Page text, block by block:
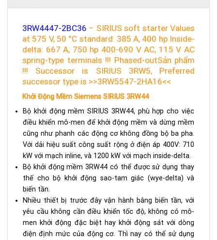
3RW4447-2BC36 – SIRIUS soft starter Values
at 575 V, 50 °C standard: 385 A, 400 hp Inside-
delta: 667 A, 750 hp 400-690 V AC, 115 V AC
spring-type terminals !!! Phased-outSản phẩm
!!! Successor is SIRIUS 3RW5, Preferred
successor type is >>3RW5547-2HA16<<
Khởi Động Mềm Siemens SIRIUS 3RW44
Bộ khởi động mềm SIRIUS 3RW44, phù hợp cho việc
điều khiển mô-men để khởi động mềm và dừng mềm
cũng như phanh các động cơ không đồng bộ ba pha.
Với dải hiệu suất công suất rộng ở điện áp 400V: 710
kW với mạch inline, và 1200 kW với mạch inside-delta.
Bộ khởi động mềm 3RW44 có thể được sử dụng thay
thế cho bộ khởi động sao-tam giác (wye-delta) và
biến tần.
Nhiều thiết bị trước đây vận hành bằng biến tần, với
yêu cầu không cần điều khiển tốc độ, không có mô-
men khởi động đặc biệt hay khởi động sát với dòng
điện định mức của động cơ. Thì nay có thể sử dụng